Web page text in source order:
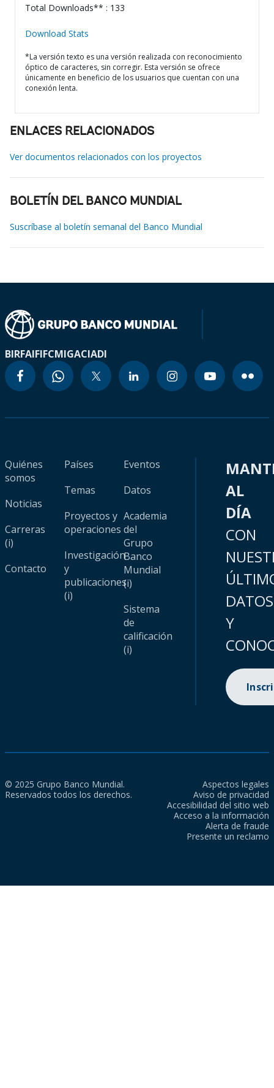
Total Downloads** : 133
Download Stats
*La versión texto es una versión realizada con reconocimiento
óptico de caracteres, sin corregir. Esta versión se ofrece
únicamente en beneficio de los usuarios que cuentan con una
conexión lenta.
ENLACES RELACIONADOS
Ver documentos relacionados con los proyectos
BOLETÍN DEL BANCO MUNDIAL
Suscríbase al boletín semanal del Banco Mundial
BIRFAIFIFCMIGACIADI
Quiénes
somos
Noticias
Carreras
(i)
Contacto
Países
Temas
Proyectos y
operaciones
Investigación
y
publicaciones
(i)
Eventos
Datos
Academia
del
Grupo
Banco
Mundial
(i)
Sistema
de
calificación
(i)
AL
DÍA
CON
DATOS
Y
© 2025 Grupo Banco Mundial.
Reservados todos los derechos.
Aspectos legales
Aviso de privacidad
Accesibilidad del sitio web
Acceso a la información
Alerta de fraude
Presente un reclamo